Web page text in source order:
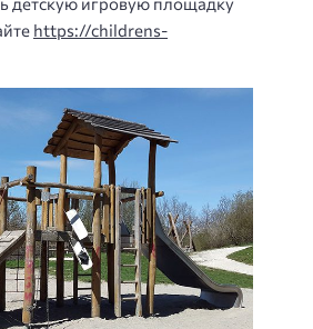
https://childrens-